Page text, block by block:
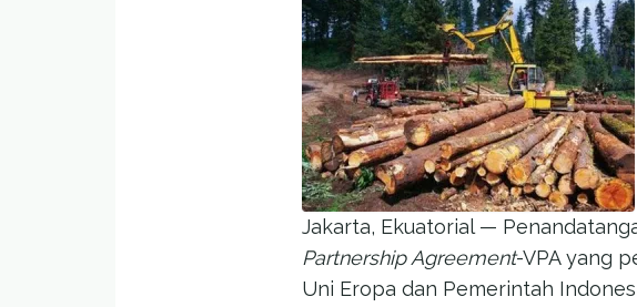
Jakarta, Ekuatorial —
Partnership Agreement-VPA yang
Uni Eropa dan Pemerintah